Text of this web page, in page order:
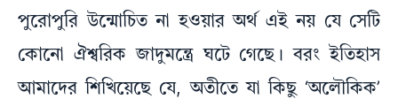
পুরোপুরি উন্মোচিত না হওয়ার অর্থ এই নয় যে সেটি
কোনো ঐশ্বরিক জাদুমন্ত্রে ঘটে গেছে। বরং ইতিহাস
আমাদের শিখিয়েছে যে, অতীতে যা কিছু ‘অলৌকিক’